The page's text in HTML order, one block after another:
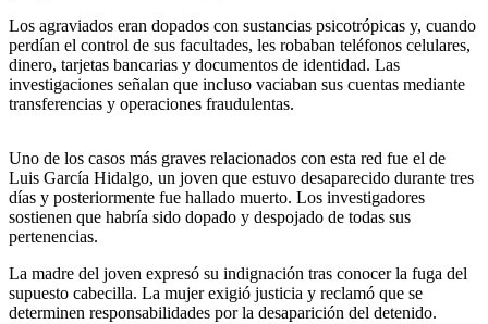
Los agraviados eran dopados con sustancias psicotrópicas y, cuando
perdían el control de sus facultades, les robaban teléfonos celulares,
dinero, tarjetas bancarias y documentos de identidad. Las
investigaciones señalan que incluso vaciaban sus cuentas mediante
transferencias y operaciones fraudulentas.
Uno de los casos más graves relacionados con esta red fue el de
Luis García Hidalgo, un joven que estuvo desaparecido durante tres
días y posteriormente fue hallado muerto. Los investigadores
sostienen que habría sido dopado y despojado de todas sus
pertenencias.
La madre del joven expresó su indignación tras conocer la fuga del
supuesto cabecilla. La mujer exigió justicia y reclamó que se
determinen responsabilidades por la desaparición del detenido.